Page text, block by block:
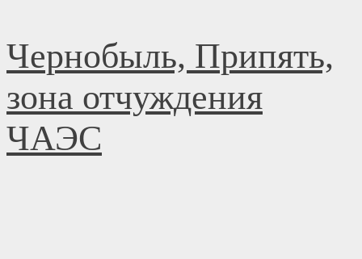
Перейти
к
содержимому
Чернобыль, Припять,
зона отчуждения
ЧАЭС